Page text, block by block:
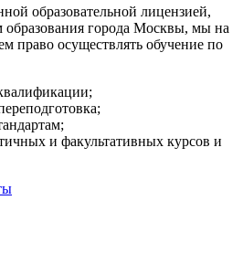
образовательной лицензией,
образования города Москвы, мы на
право осуществлять обучение по
и факультативных курсов и